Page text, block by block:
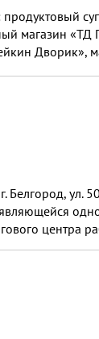
магазин «ТД
Дворик»,
магазин
магазины по
ул.
центра